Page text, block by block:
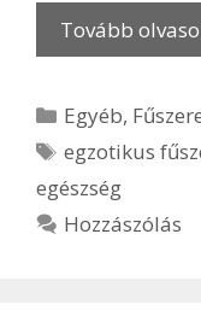
Tovább
Kategória
Egyéb,
Címkék
egzotikus
egészség
Hozzászólás